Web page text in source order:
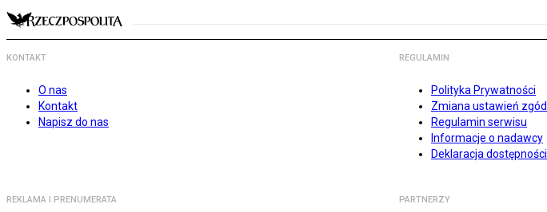
KONTAKT
O nas
Kontakt
Napisz do nas
REGULAMIN
Polityka Prywatności
Zmiana ustawień zgód
Regulamin serwisu
Informacje o nadawcy
Deklaracja dostępności
REKLAMA I PRENUMERATA PARTNERZY